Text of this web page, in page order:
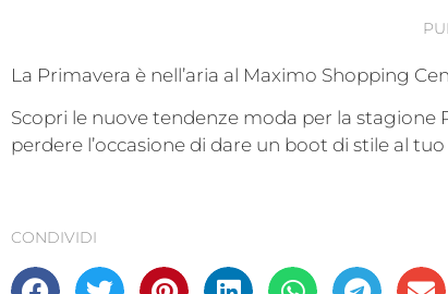
La Primavera è nell’aria al Maximo Shopping
Scopri le nuove tendenze moda per la stagione
perdere l’occasione di dare un boot di stile al
CONDIVIDI